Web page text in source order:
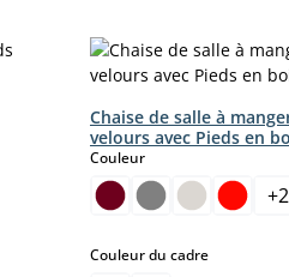
Chaise de salle à
velours avec Pieds en
Couleurselect
+2
Couleur du cadreselect